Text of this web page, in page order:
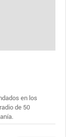
en los
de 50